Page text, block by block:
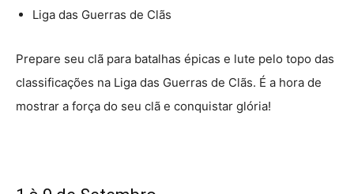
Liga das Guerras de Clãs
Prepare seu clã para batalhas épicas e lute pelo topo das
classificações na Liga das Guerras de Clãs. É a hora de
mostrar a força do seu clã e conquistar glória!